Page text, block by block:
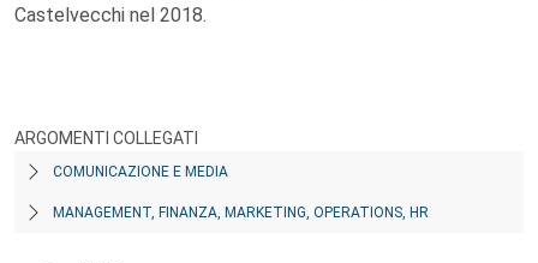
Castelvecchi nel 2018.
ARGOMENTI COLLEGATI
COMUNICAZIONE E MEDIA
MANAGEMENT, FINANZA, MARKETING, OPERATIONS, HR